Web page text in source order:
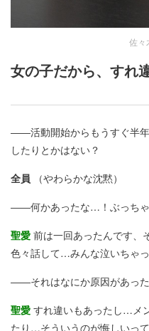
佐々
女の子だから、すれ
――活動開始からもうすぐ半
したりとかはない？
全員 （やわらかな沈黙）
――何かあったな…！ぶっちゃ
聖愛 前は一回あったんです、
色々話して…みんな泣いちゃ
――それはなにか原因があっ
聖愛 すれ違いもあったし…メ
たり…そういうのが悔しいっ